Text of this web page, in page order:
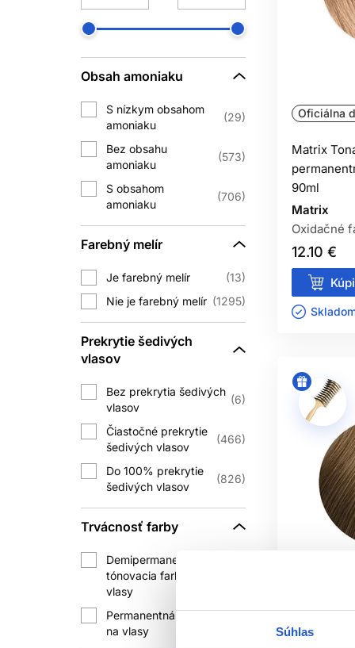
Súhlas
Miera krytia závisí od produktu,
každá módna nuansa poskytne
„Do 100 % krytia“ je vlastnosť
Pri pravidelnom farbení sa
pri každej návšteve môže viesť k
oživiť vhodnou
Pri prvej aplikácii, výraznej
Permanentná farba môže zosvetliť
zosvetliť umelý oxidačný
Opakované nanášanie svetlejšieho
Oxidačné farby môžu vyvolať
návodu konkrétneho výrobku, aj
Noste rukavice, zabezpečte vetranie
opuchu, vyrážke alebo ťažkostiach
Po skončení času pôsobenia farbu
systém vyžaduje. Následná
Obsah amoniaku
S nízkym obsahom
amoniaku
29
Bez obsahu
amoniaku
573
S obsahom
amoniaku
706
Farebný melír
Je farebný melír
13
Nie je farebný melír
1295
Prekrytie šedivých
vlasov
Bez prekrytia šedivých
vlasov
6
Čiastočné prekrytie
šedivých vlasov
466
Do 100% prekrytie
šedivých vlasov
826
Trvácnosť farby
Demipermanentná
tónovacia farba na
vlasy
Permanentná farba
na vlasy
Oficiálna
Matrix
90ml
Matrix
Oxidačné
12.10 €
Skladom
Oficiálna